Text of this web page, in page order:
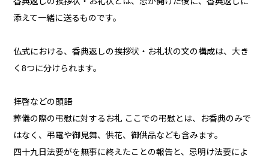
添えて一緒に送るものです。
仏式における、香典返しの挨拶状・お礼状の文の構成は、大き
く8つに分けられます。
拝啓などの頭語
葬儀の際の弔慰に対するお礼 ここでの弔慰とは、お香典のみで
はなく、弔電や御見舞、供花、御供品なども含みます。
四十九日法要がを無事に終えたことの報告と、忌明け法要によ